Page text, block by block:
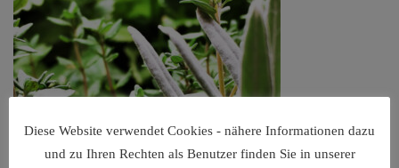
Diese Website verwendet Cookies - nähere Informationen dazu
und zu Ihren Rechten als Benutzer finden Sie in unserer